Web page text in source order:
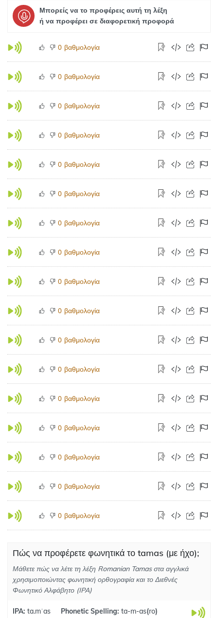
Μπορείς να το προφέρεις αυτή τη λέξη
ή να προφέρει σε διαφορετική προφορά
0 βαθμολογία
0 βαθμολογία
0 βαθμολογία
0 βαθμολογία
0 βαθμολογία
0 βαθμολογία
0 βαθμολογία
0 βαθμολογία
0 βαθμολογία
0 βαθμολογία
0 βαθμολογία
0 βαθμολογία
0 βαθμολογία
0 βαθμολογία
0 βαθμολογία
0 βαθμολογία
0 βαθμολογία
Πώς να προφέρετε φωνητικά το tamas (με ήχο);
Μάθετε πώς να λέτε τη λέξη Romanian Tamas στα αγγλικά
χρησιμοποιώντας φωνητική ορθογραφία και το Διεθνές
Φωνητικό Αλφάβητο (IPA)
IPA: ta.mˈas Phonetic Spelling: ta-m-as(ro)